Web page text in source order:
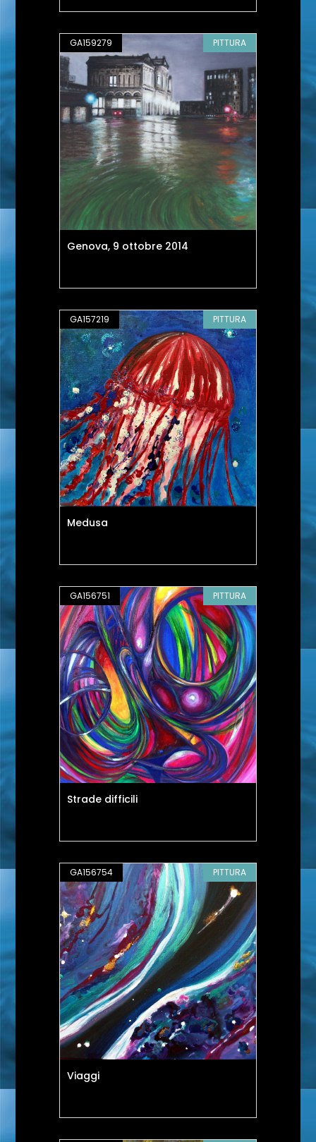
GA159279 PITTURA
Genova, 9 ottobre 2014
GA157219 PITTURA
Medusa
GA156751 PITTURA
Strade difficili
GA156754 PITTURA
Viaggi